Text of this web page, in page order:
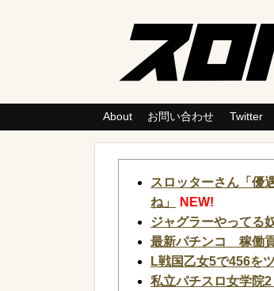
About お問い合わせ Twitter
スロッターさん「優
ね」
NEW!
ジャグラーやってる
最新パチンコ 稼働
L戦国乙女5で456を
私立パチスロ女学院2